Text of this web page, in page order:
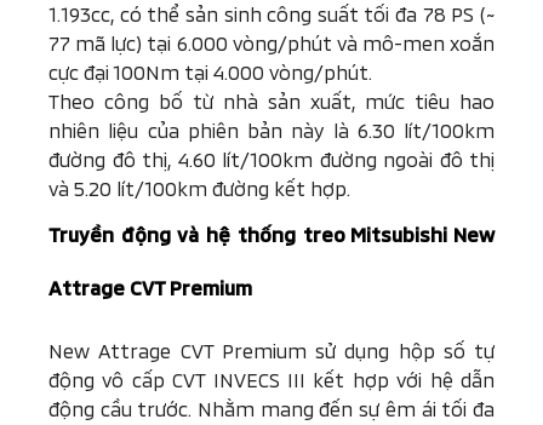
1.193cc, có thể sản sinh công suất tối đa 78 PS (~
77 mã lực) tại 6.000 vòng/phút và mô-men xoắn
cực đại 100Nm tại 4.000 vòng/phút.
Theo công bố từ nhà sản xuất, mức tiêu hao
nhiên liệu của phiên bản này là 6.30 lít/100km
đường đô thị, 4.60 lít/100km đường ngoài đô thị
và 5.20 lít/100km đường kết hợp.
Truyền động và hệ thống treo Mitsubishi New
Attrage CVT Premium
New Attrage CVT Premium sử dụng hộp số tự
động vô cấp CVT INVECS III kết hợp với hệ dẫn
động cầu trước. Nhằm mang đến sự êm ái tối đa